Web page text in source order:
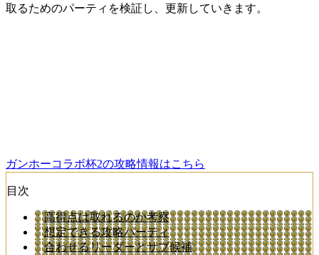
取るためのパーティを検証し、更新していきます。
ガンホーコラボ杯2の攻略情報はこちら
目次
高得点は取れるのか考察
想定できる攻略パーティ
合わせるリーダーとサブ候補